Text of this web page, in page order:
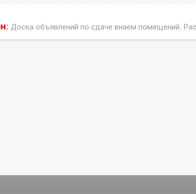
: Доска объявлений по сдаче внаем помещений.